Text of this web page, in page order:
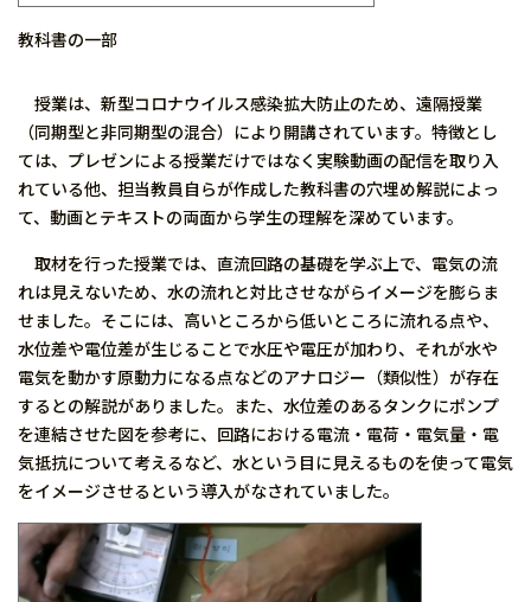
教科書の一部
授業は、新型コロナウイルス感染拡大防止のため、遠隔授業
（同期型と非同期型の混合）により開講されています。特徴とし
ては、プレゼンによる授業だけではなく実験動画の配信を取り入
れている他、担当教員自らが作成した教科書の穴埋め解説によっ
て、動画とテキストの両面から学生の理解を深めています。
取材を行った授業では、直流回路の基礎を学ぶ上で、電気の流
れは見えないため、水の流れと対比させながらイメージを膨らま
せました。そこには、高いところから低いところに流れる点や、
水位差や電位差が生じることで水圧や電圧が加わり、それが水や
電気を動かす原動力になる点などのアナロジー（類似性）が存在
するとの解説がありました。また、水位差のあるタンクにポンプ
を連結させた図を参考に、回路における電流・電荷・電気量・電
気抵抗について考えるなど、水という目に見えるものを使って電気
をイメージさせるという導入がなされていました。